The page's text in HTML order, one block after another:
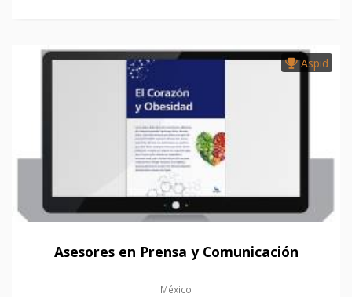
Aspid
Asesores en Prensa y Comunicación
México